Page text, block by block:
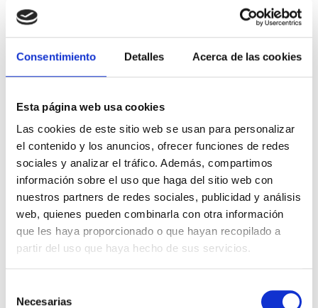
Consentimiento Detalles Acerca de las cookies
Esta página web usa cookies
Las cookies de este sitio web se usan para personalizar
el contenido y los anuncios, ofrecer funciones de redes
sociales y analizar el tráfico. Además, compartimos
información sobre el uso que haga del sitio web con
nuestros partners de redes sociales, publicidad y análisis
web, quienes pueden combinarla con otra información
que les haya proporcionado o que hayan recopilado a
partir del uso que haya hecho de sus servicios.
Necesarias
sausage
Butter, York ham, cheese
Chivito Tradicional
Lomo, lechuga, tomate, queso, bacon,
mayonesa (Supl. Huevo 0,50 cnt)
Pork loin, lettuce, tomato, cheese, bacon,
mayonnaise (Suppl. Egg 0,50 cnt)
7.5€
Bocadillo de calamar
squid sandwich
9€